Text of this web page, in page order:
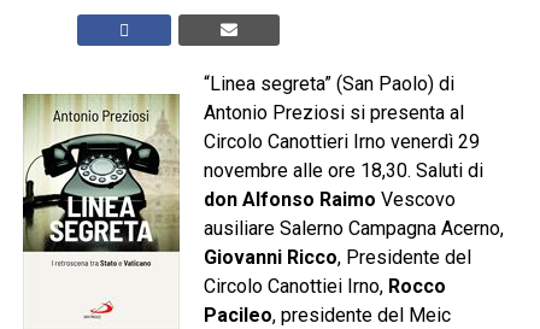
“Linea segreta” (San Paolo) di
Antonio Preziosi si presenta al
Circolo Canottieri Irno venerdì 29
novembre alle ore 18,30. Saluti di
don Alfonso Raimo Vescovo
ausiliare Salerno Campagna Acerno,
Giovanni Ricco, Presidente del
Circolo Canottiei Irno, Rocco
Pacileo, presidente del Meic